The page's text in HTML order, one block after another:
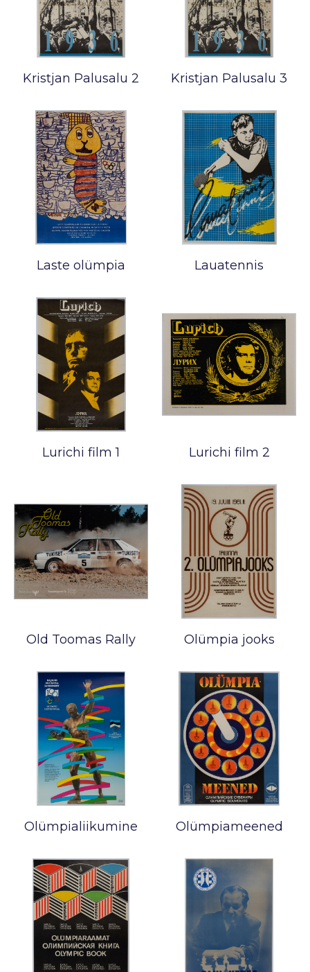
Kristjan Palusalu 2 Kristjan Palusalu 3
Laste olümpia Lauatennis
Lurichi film 1 Lurichi film 2
Old Toomas Rally Olümpia jooks
Olümpialiikumine Olümpiameened